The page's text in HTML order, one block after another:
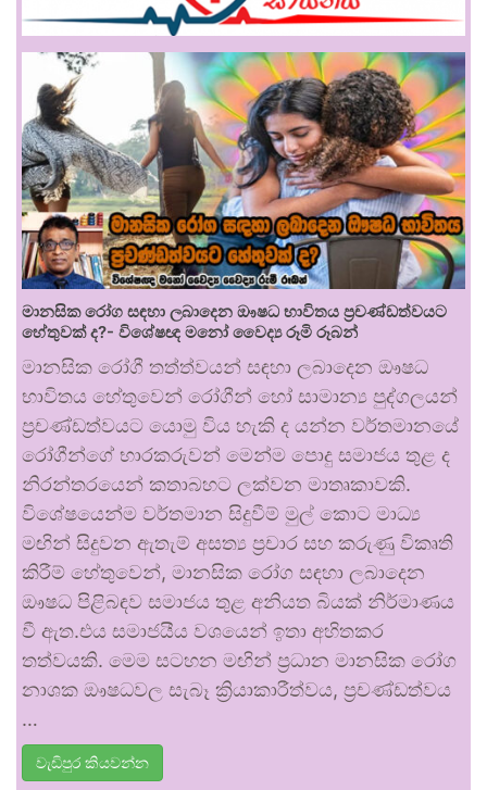
මානසික රෝග සඳහා ලබාදෙන ඖෂධ භාවිතය ප්‍රචණ්ඩත්වයට
හේතුවක් ද?- විශේෂඥ මනෝ වෛද්‍ය රූමි රූබන්
මානසික රෝගී තත්ත්වයන් සඳහා ලබාදෙන ඖෂධ
භාවිතය හේතුවෙන් රෝගීන් හෝ සාමාන්‍ය පුද්ගලයන්
ප්‍රචණ්ඩත්වයට යොමු විය හැකි ද යන්න වර්තමානයේ
රෝගීන්ගේ භාරකරුවන් මෙන්ම පොදු සමාජය තුළ ද
නිරන්තරයෙන් කතාබහට ලක්වන මාතෘකාවකි.
විශේෂයෙන්ම වර්තමාන සිදුවීම් මුල් කොට මාධ්‍ය
මඟින් සිදුවන ඇතැම් අසත්‍ය ප්‍රචාර සහ කරුණු විකෘති
කිරීම් හේතුවෙන්, මානසික රෝග සඳහා ලබාදෙන
ඖෂධ පිළිබඳව සමාජය තුළ අනියත බියක් නිර්මාණය
වී ඇත.එය සමාජයීය වශයෙන් ඉතා අහිතකර
තත්වයකි. මෙම සටහන මඟින් ප්‍රධාන මානසික රෝග
නාශක ඖෂධවල සැබෑ ක්‍රියාකාරීත්වය, ප්‍රචණ්ඩත්වය
…
වැඩිපුර කියවන්න